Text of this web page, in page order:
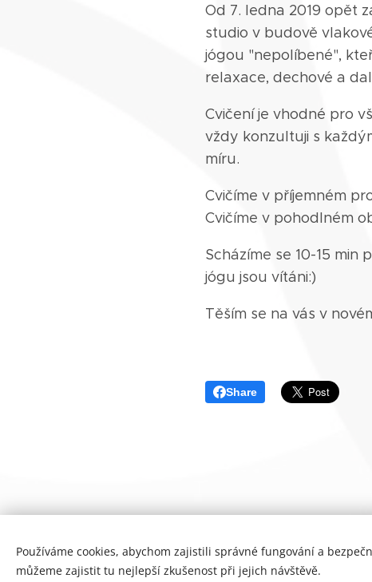
Od 7. ledna 2019 opět
studio v budově
jógou "nepolíbené",
relaxace, dechové a
Cvičení je vhodné pro
vždy konzultuji s
míru.
Cvičíme v příjemném
Cvičíme v pohodlném
Scházíme se 10-15
jógu jsou vítáni:)
Těším se na vás v
Share
Používáme cookies, abychom zajistili správné fungování a
můžeme zajistit tu nejlepší zkušenost při jejich návštěvě.